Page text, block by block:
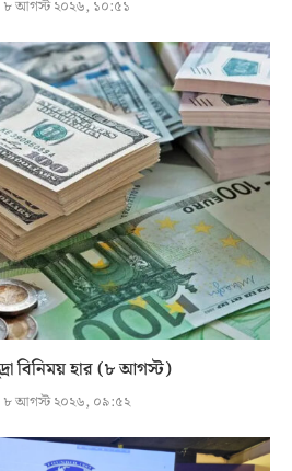
৮ আগস্ট ২০২৬, ১০:৫১
বিনিময় হার (৮ আগস্ট)
৮ আগস্ট ২০২৬, ০৯:৫২